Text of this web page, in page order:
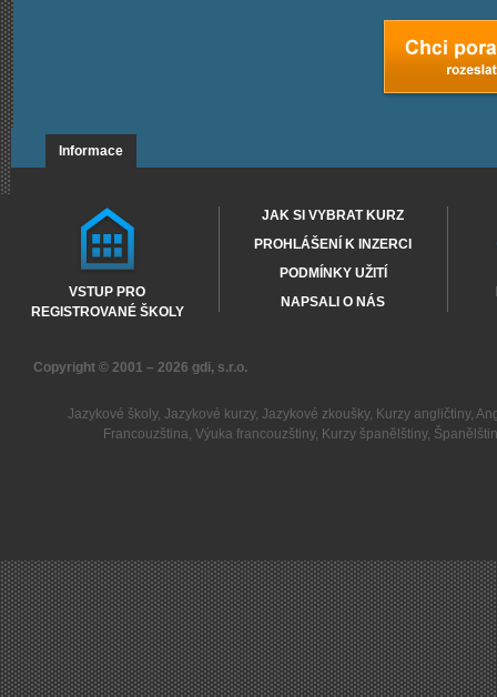
Informace
VSTUP PRO
REGISTROVANÉ ŠKOLY
JAK SI VYBRAT KURZ
PROHLÁŠENÍ K INZERCI
PODMÍNKY UŽITÍ
NAPSALI O NÁS
Copyright © 2001 – 2026 gdi, s.r.o.
Jazykové školy, Jazykové kurzy, Jazykové zkoušky, Kurzy angličtiny,
Francouzština,Výuka francouzštiny, Kurzy španělštiny,